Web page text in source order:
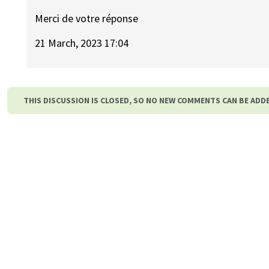
Merci de votre réponse
21 March, 2023 17:04
THIS DISCUSSION IS CLOSED, SO NO NEW COMMENTS CAN BE